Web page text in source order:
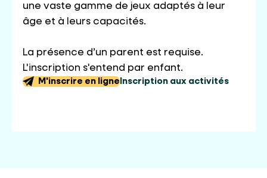
une vaste gamme de jeux adaptés à leur
âge et à leurs capacités.
La présence d’un parent est requise.
L'inscription s'entend par enfant.
M'inscrire en ligne Inscription aux activités